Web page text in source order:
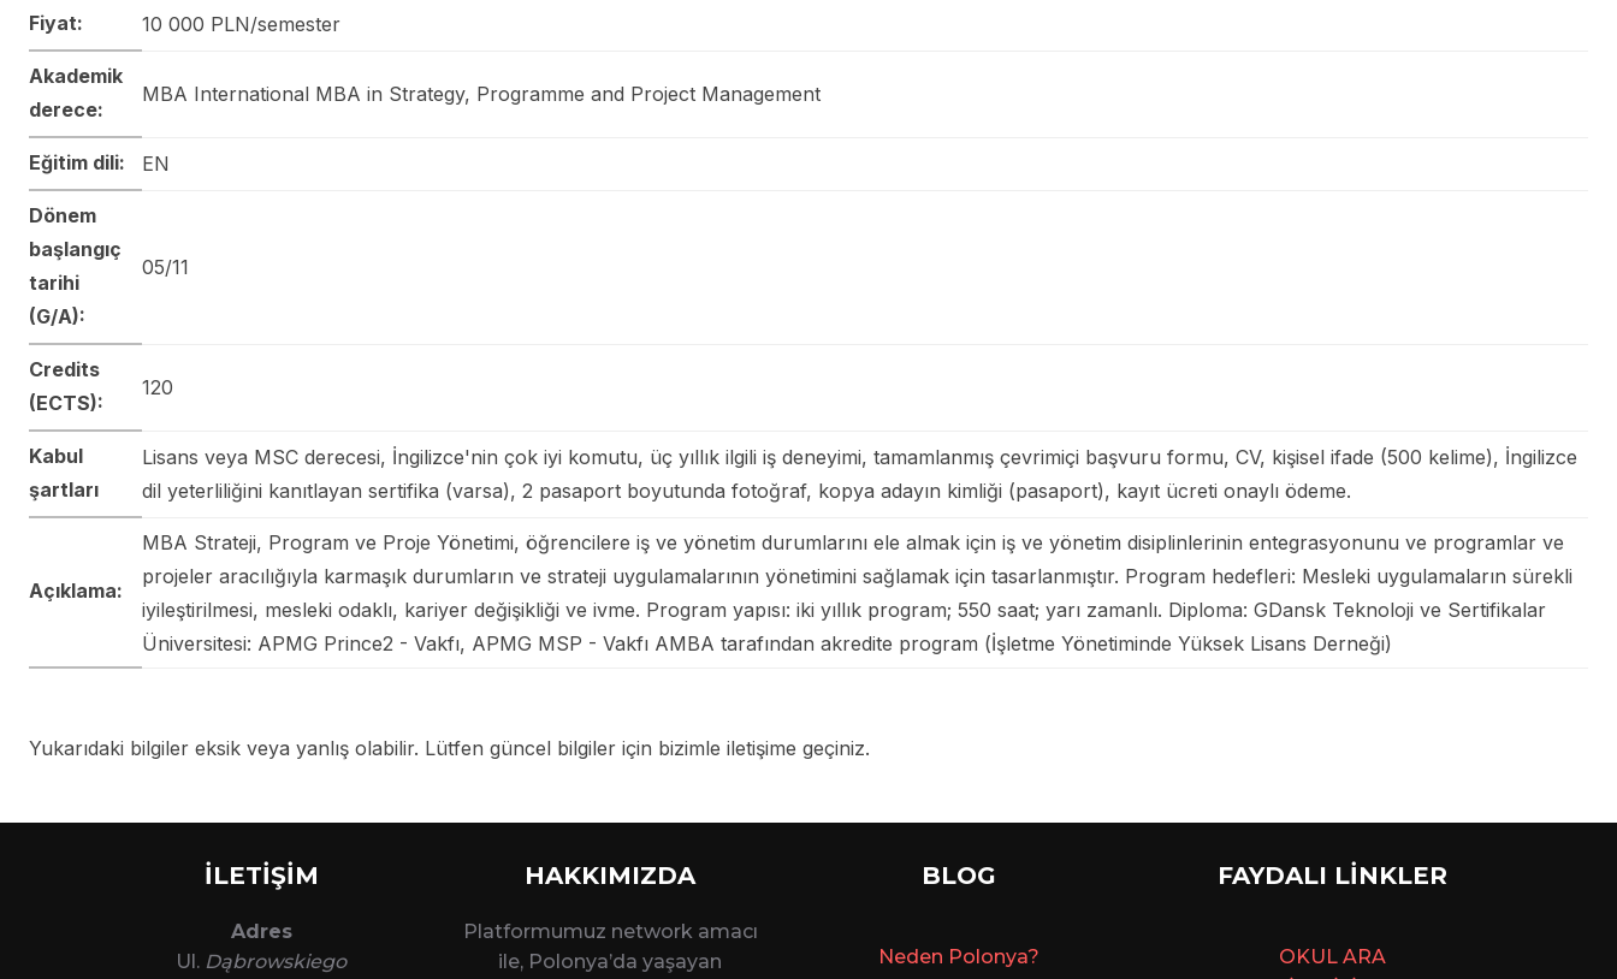
Fiyat: 10 000 PLN/semester
Akademik
derece:
MBA International MBA in Strategy, Programme and Project Management
Eğitim dili: EN
Dönem
başlangıç
tarihi
(G/A):
05/11
Credits
(ECTS):
120
Kabul
şartları
Lisans veya MSC derecesi, İngilizce'nin çok iyi komutu, üç yıllık ilgili iş deneyimi, tamamlanmış çevrimiçi başvuru formu, CV, kişisel ifade (500 kelime), İngilizce
dil yeterliliğini kanıtlayan sertifika (varsa), 2 pasaport boyutunda fotoğraf, kopya adayın kimliği (pasaport), kayıt ücreti onaylı ödeme.
Açıklama:
MBA Strateji, Program ve Proje Yönetimi, öğrencilere iş ve yönetim durumlarını ele almak için iş ve yönetim disiplinlerinin entegrasyonunu ve programlar ve
projeler aracılığıyla karmaşık durumların ve strateji uygulamalarının yönetimini sağlamak için tasarlanmıştır. Program hedefleri: Mesleki uygulamaların sürekli
iyileştirilmesi, mesleki odaklı, kariyer değişikliği ve ivme. Program yapısı: iki yıllık program; 550 saat; yarı zamanlı. Diploma: GDansk Teknoloji ve Sertifikalar
Üniversitesi: APMG Prince2 - Vakfı, APMG MSP - Vakfı AMBA tarafından akredite program (İşletme Yönetiminde Yüksek Lisans Derneği)
Yukarıdaki bilgiler eksik veya yanlış olabilir. Lütfen güncel bilgiler için bizimle iletişime geçiniz.
İLETİŞİM
Adres
Ul. Dąbrowskiego
HAKKIMIZDA
Platformumuz network amacı
ile, Polonya’da yaşayan
BLOG
Neden Polonya?
FAYDALI LİNKLER
OKUL ARA